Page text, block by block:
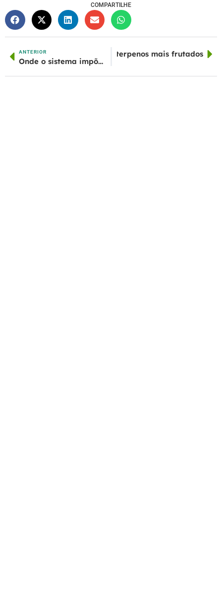
COMPARTILHE
ANTERIOR
Onde o sistema impõe limites, eu construo caminhos
PRÓXIMOSecretFile Seeds | Os terpenos mais frutados